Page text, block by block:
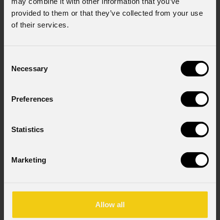
provided to them or that they’ve collected from your use
of their services.
Selection
Necessary
Preferences
Statistics
Marketing
Allow all
Consenso al marketing
Acconsento al trattamento dei dati per
Consenso al trattamento dei dati
GDPR; acconsento al trattamento ai sensi